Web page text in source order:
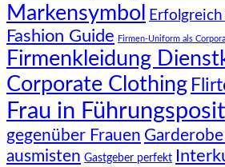
Markensymbol
Fashion Guide
Firmen-Uniform als
Firmenkleidung
Corporate Clothing
Frau in
gegenüber Frauen
ausmisten Gastgeber perfekt